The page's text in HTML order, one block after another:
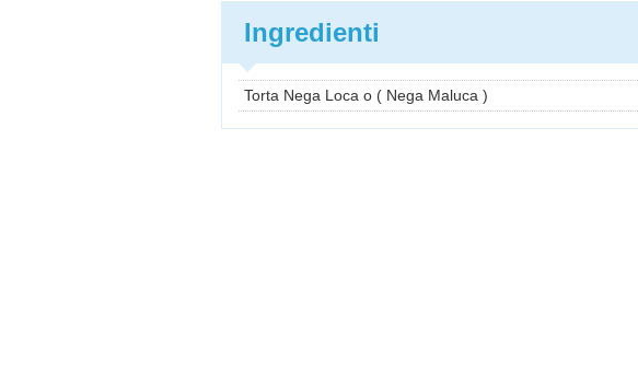
Ingredienti
Torta Nega Loca o ( Nega Maluca )